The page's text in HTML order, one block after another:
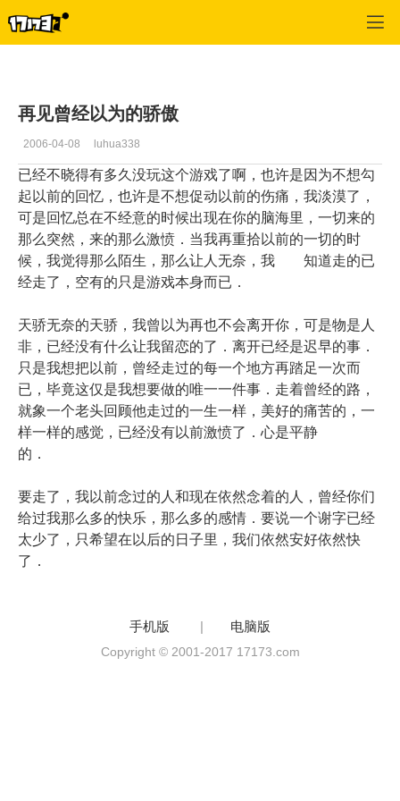
再见曾经以为的骄傲
2006-04-08 luhua338
已经不晓得有多久没玩这个游戏了啊，也许是因为不想勾
起以前的回忆，也许是不想促动以前的伤痛，我淡漠了，
可是回忆总在不经意的时候出现在你的脑海里，一切来的
那么突然，来的那么激愤．当我再重拾以前的一切的时
候，我觉得那么陌生，那么让人无奈，我 知道走的已
经走了，空有的只是游戏本身而已．
天骄无奈的天骄，我曾以为再也不会离开你，可是物是人
非，已经没有什么让我留恋的了．离开已经是迟早的事．
只是我想把以前，曾经走过的每一个地方再踏足一次而
已，毕竟这仅是我想要做的唯一一件事．走着曾经的路，
就象一个老头回顾他走过的一生一样，美好的痛苦的，一
样一样的感觉，已经没有以前激愤了．心是平静
的．
要走了，我以前念过的人和现在依然念着的人，曾经你们
给过我那么多的快乐，那么多的感情．要说一个谢字已经
太少了，只希望在以后的日子里，我们依然安好依然快
了．
手机版 | 电脑版
Copyright © 2001-2017 17173.com